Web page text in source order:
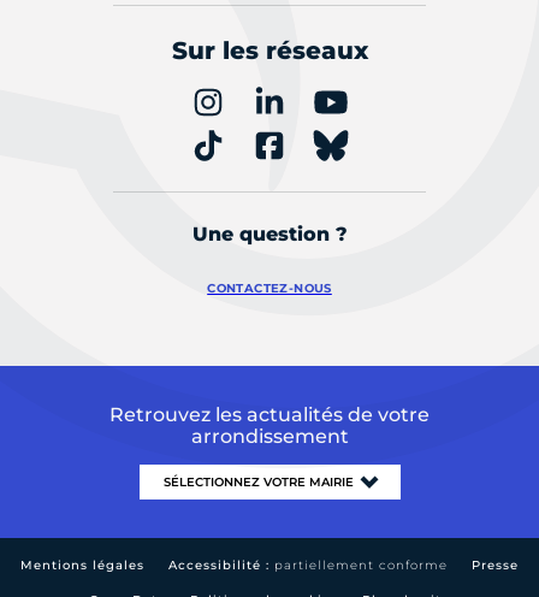
Sur les réseaux
Une question ?
CONTACTEZ-NOUS
Retrouvez les actualités de votre
arrondissement
Mentions légales Accessibilité : partiellement conforme Presse